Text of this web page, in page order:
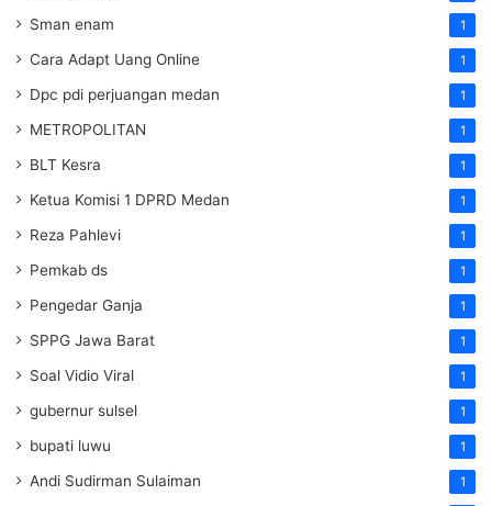
Sman enam 1
Cara Adapt Uang Online 1
Dpc pdi perjuangan medan 1
METROPOLITAN 1
BLT Kesra 1
Ketua Komisi 1 DPRD Medan 1
Reza Pahlevi 1
Pemkab ds 1
Pengedar Ganja 1
SPPG Jawa Barat 1
Soal Vidio Viral 1
gubernur sulsel 1
bupati luwu 1
Andi Sudirman Sulaiman 1